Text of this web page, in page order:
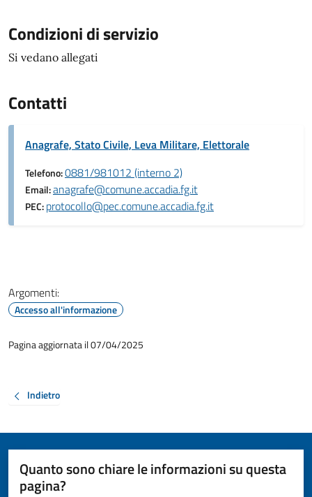
Condizioni di servizio
Si vedano allegati
Contatti
Anagrafe, Stato Civile, Leva Militare, Elettorale
Telefono:0881/981012 (interno 2)
Email:anagrafe@comune.accadia.fg.it
PEC:protocollo@pec.comune.accadia.fg.it
Argomenti:
Accesso all'informazione
Pagina aggiornata il 07/04/2025
Indietro
Quanto sono chiare le informazioni su questa
pagina?